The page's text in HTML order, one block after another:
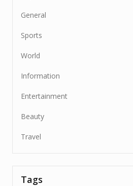
General
Sports
World
Information
Entertainment
Beauty
Travel
Tags